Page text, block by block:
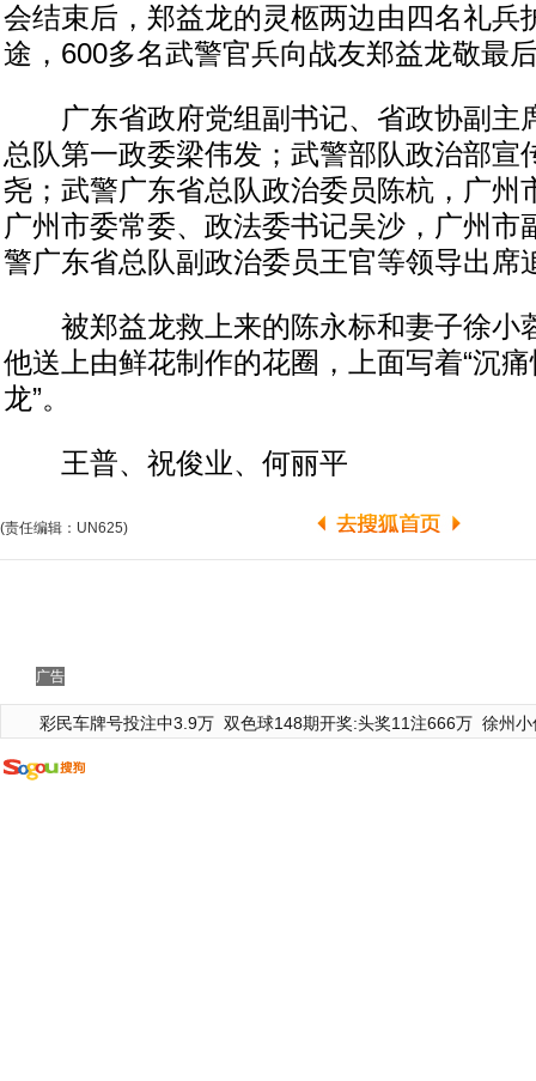
会结束后，郑益龙的灵柩两边由四名礼兵
途，600多名武警官兵向战友郑益龙敬最
广东省政府党组副书记、省政协副主
总队第一政委梁伟发；武警部队政治部宣
尧；武警广东省总队政治委员陈杭，广州
广州市委常委、政法委书记吴沙，广州市
警广东省总队副政治委员王官等领导出席
被郑益龙救上来的陈永标和妻子徐小
他送上由鲜花制作的花圈，上面写着“沉
龙”。
王普、祝俊业、何丽平
(责任编辑：UN625)
广告
彩民车牌号投注中3.9万 双色球148期开奖:头奖11注666万 徐州